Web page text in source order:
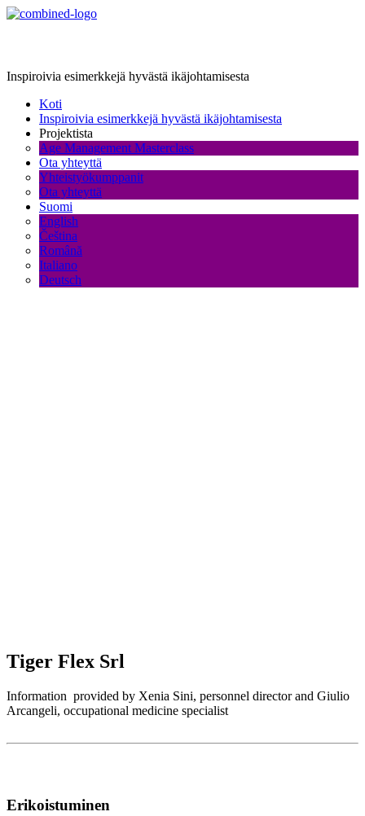
Inspiroivia esimerkkejä hyvästä ikäjohtamisesta
Koti
Inspiroivia esimerkkejä hyvästä ikäjohtamisesta
Projektista
Age Management Masterclass
Ota yhteyttä
Yhteistyökumppanit
Ota yhteyttä
Suomi
English
Čeština
Română
Italiano
Deutsch
Tiger Flex Srl
Information provided by Xenia Sini, personnel director and Giulio
Arcangeli, occupational medicine specialist
Erikoistuminen